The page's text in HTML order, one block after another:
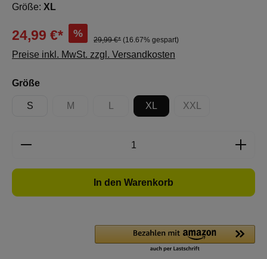
Größe: XL
24,99 €* %
29,99 €* (16.67% gespart)
Preise inkl. MwSt. zzgl. Versandkosten
Größeauswählen
S M
(Diese Option ist zurzeit nicht verfügbar.)
(Diese Option ist zurzeit nicht verfügbar.)
XL XXL
(Diese Option ist
Produkt Anzahl: Gib den gewünschten
In den Warenkorb